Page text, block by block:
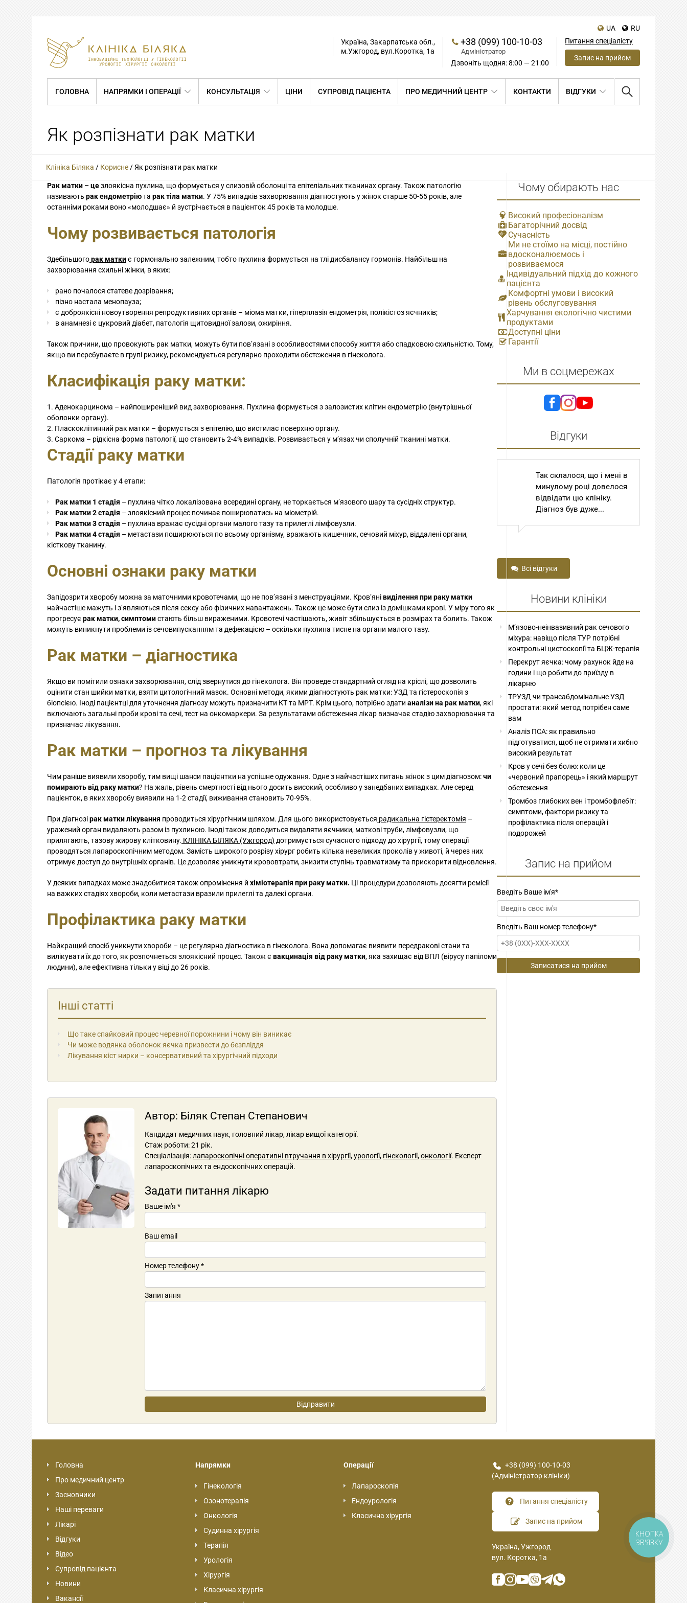
UA
RU
Україна, Закарпатська обл.,
м.Ужгород, вул.Коротка, 1а
+38 (099) 100-10-03
Адміністратор
Дзвоніть щодня: 8:00 — 21:00
Питання спеціалісту
Запис на прийом
ГОЛОВНА НАПРЯМКИ І ОПЕРАЦІЇ КОНСУЛЬТАЦІЯ ЦІНИ СУПРОВІД ПАЦІЄНТА ПРО МЕДИЧНИЙ ЦЕНТР КОНТАКТИ ВІДГУКИ
Як розпізнати рак матки
Клініка Біляка / Корисне / Як розпізнати рак матки
Рак матки – цезлоякісна пухлина, що формується у слизовій оболонці та епітеліальних тканинах органу. Також патологію
називають рак ендометріюта рак тіла матки. У 75% випадків захворювання діагностують у жінок старше 50-55 років, але
останніми роками воно «молодшає» й зустрічається в пацієнток 45 років та молодше.
Чому розвивається патологія
Здебільшогорак маткиє гормонально залежним, тобто пухлина формується на тлі дисбалансу гормонів. Найбільш на
захворювання схильні жінки, в яких:
рано почалося статеве дозрівання;
пізно настала менопауза;
є доброякісні новоутворення репродуктивних органів – міома матки, гіперплазія ендометрія, полікістоз яєчників;
в анамнезі є цукровий діабет, патологія щитовидної залози, ожиріння.
Також причини, що провокують рак матки, можуть бути пов’язані з особливостями способу життя або спадковою схильністю. Тому,
якщо ви перебуваєте в групі ризику, рекомендується регулярно проходити обстеження в гінеколога.
Класифікація раку матки:
Аденокарцинома – найпоширеніший вид захворювання. Пухлина формується з залозистих клітин ендометрію (внутрішньої
оболонки органу).
Пласкоклітинний рак матки – формується з епітелію, що вистилає поверхню органу.
Саркома – рідкісна форма патології, що становить 2-4% випадків. Розвивається у м’язах чи сполучній тканині матки.
Стадії раку матки
Патологія протікає у 4 етапи:
Рак матки 1 стадія – пухлина чітко локалізована всередині органу, не торкається м’язового шару та сусідніх структур.
Рак матки 2 стадія – злоякісний процес починає поширюватись на міометрій.
Рак матки 3 стадія – пухлина вражає сусідні органи малого тазу та прилеглі лімфовузли.
Рак матки 4 стадія – метастази поширюються по всьому організму, вражають кишечник, сечовий міхур, віддалені органи,
кісткову тканину.
Основні ознаки раку матки
Запідозрити хворобу можна за маточними кровотечами, що не пов’язані з менструаціями. Кров’янівиділення при раку матки
найчастіше мажуть і з’являються після сексу або фізичних навантажень. Також це може бути слиз із домішками крові. У міру того як
прогресує рак матки, симптомистають більш вираженими. Кровотечі частішають, живіт збільшується в розмірах та болить. Також
можуть виникнути проблеми із сечовипусканням та дефекацією – оскільки пухлина тисне на органи малого тазу.
Рак матки – діагностика
Якщо ви помітили ознаки захворювання, слід звернутися до гінеколога. Він проведе стандартний огляд на кріслі, що дозволить
оцінити стан шийки матки, взяти цитологічний мазок. Основні методи, якими діагностують рак матки: УЗД та гістероскопія з
біопсією. Іноді пацієнтці для уточнення діагнозу можуть призначити КТ та МРТ. Крім цього, потрібно здати аналізи на рак матки, які
включають загальні проби крові та сечі, тест на онкомаркери. За результатами обстеження лікар визначає стадію захворювання та
призначає лікування.
Рак матки – прогноз та лікування
Чим раніше виявили хворобу, тим вищі шанси пацієнтки на успішне одужання. Одне з найчастіших питань жінок з цим діагнозом:чи
помирають від раку матки? На жаль, рівень смертності від нього досить високий, особливо у занедбаних випадках. Але серед
пацієнток, в яких хворобу виявили на 1-2 стадії, виживання становить 70-95%.
При діагнозірак матки лікування проводиться хірургічним шляхом. Для цього використовується радикальна гістеректомія –
уражений орган видаляють разом із пухлиною. Іноді також доводиться видаляти яєчники, маткові труби, лімфовузли, що
прилягають, тазову жирову клітковину. КЛІНІКА БІЛЯКА (Ужгород) дотримується сучасного підходу до хірургії, тому операції
проводяться лапароскопічним методом. Замість широкого розрізу хірург робить кілька невеликих проколів у животі, й через них
отримує доступ до внутрішніх органів. Це дозволяє уникнути крововтрати, знизити ступінь травматизму та прискорити відновлення.
У деяких випадках може знадобитися також опромінення й хіміотерапія при раку матки. Ці процедури дозволяють досягти ремісії
на важких стадіях хвороби, коли метастази вразили прилеглі та далекі органи.
Профілактика раку матки
Найкращий спосіб уникнути хвороби – це регулярна діагностика в гінеколога. Вона допомагає виявити передракові стани та
вилікувати їх до того, як розпочнеться злоякісний процес. Також є вакцинація від раку матки, яка захищає від ВПЛ (вірусу папіломи
людини), але ефективна тільки у віці до 26 років.
Інші статті
Що таке спайковий процес черевної порожнини і чому він виникає
Чи може водянка оболонок яєчка призвести до безпліддя
Лікування кіст нирки – консервативний та хірургічний підходи
Автор: Біляк Степан Степанович
Кандидат медичних наук, головний лікар, лікар вищої категорії.
Стаж роботи: 21 рік.
Спеціалізація:лапароскопічні оперативні втручання в хірургії,урології, гінекології,онкології. Експерт
лапароскопічних та ендоскопічних операцій.
Задати питання лікарю
Ваше ім'я *
Ваш email
Номер телефону*
Запитання
Чому обирають нас
Високий професіоналізм
Багаторічний досвід
Сучасність
Ми не стоїмо на місці, постійно
вдосконалюємось і
розвиваємося
Індивідуальний підхід до кожного
пацієнта
Комфортні умови і високий
рівень обслуговування
Харчування екологічно чистими
продуктами
Доступні ціни
Гарантії
Ми в соцмережах
Відгуки
Так склалося, що і мені в
минулому році довелося
відвідати цю клініку.
Діагноз був дуже...
Всі відгуки
Новини клініки
М’язово-неінвазивний рак сечового
міхура: навіщо після ТУР потрібні
контрольні цистоскопії та БЦЖ-терапія
Перекрут яєчка: чому рахунок йде на
години і що робити до приїзду в
лікарню
ТРУЗД чи трансабдомінальне УЗД
простати: який метод потрібен саме
вам
Аналіз ПСА: як правильно
підготуватися, щоб не отримати хибно
високий результат
Кров у сечі без болю: коли це
«червоний прапорець» і який маршрут
обстеження
Тромбоз глибоких вен і тромбофлебіт:
симптоми, фактори ризику та
профілактика після операцій і
подорожей
Запис на прийом
Введіть Ваше ім'я*
Введіть Ваш номер телефону*
Головна
Про медичний центр
Засновники
Наші переваги
Лікарі
Відгуки
Відео
Супровід пацієнта
Новини
Вакансії
Напрямки
Гінекологія
Озонотерапія
Онкологія
Судинна хірургія
Терапія
Урологія
Хірургія
Класична хірургія
Операції
Лапароскопія
Ендоурологія
Класична хірургія
+38 (099) 100-10-03
(Адміністратор клініки)
Питання спеціалісту
Запис на прийом
Україна, Ужгород
вул. Коротка, 1а
КНОПКА
ЗВ'ЯЗКУ